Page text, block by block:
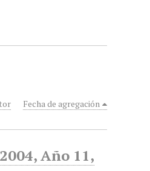
Fecha de agregación
Año 11,